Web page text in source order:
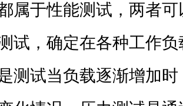
属于性能测试，两者
试，确定在各种工作
测试当负载逐渐增加